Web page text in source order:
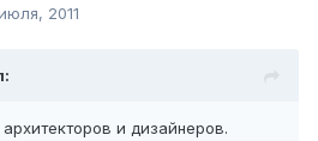
2011
и дизайнеров.